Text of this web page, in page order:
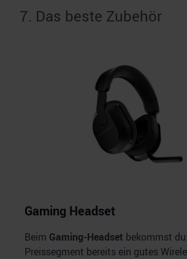
7. Das beste Zubehör
Gaming Headset
Beim Gaming-Headset bekommst
Preissegment bereits ein gutes